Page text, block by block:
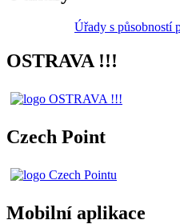
Úřady s působností
OSTRAVA !!!
Czech Point
Mobilní aplikace